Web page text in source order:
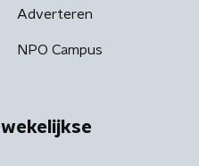
Adverteren
NPO Campus